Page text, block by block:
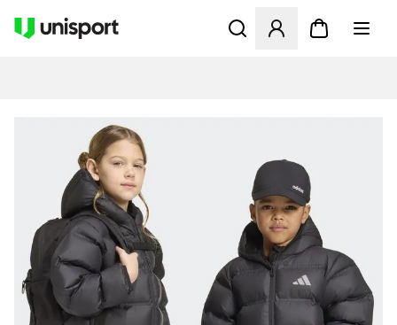
Åbner en Modal til at